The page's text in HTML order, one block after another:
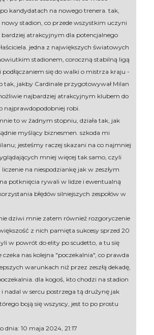
kandydatach na nowego trenera. tak,
stadion, co przede wszystkim uczyni
atrakcyjnym dla potencjalnego
jedna z największych światowych
stadionem, coroczną stabilną ligą
się do walki o mistrza kraju -
tak, jakby Cardinale przygotowywał Milan
najbardziej atrakcyjnym klubem do
najprawdopodobniej robi.
to w żadnym stopniu, działa tak, jak
myślący biznesmen. szkoda mi
jesteśmy raczej skazani na co najmniej
mniej więcej tak samo, czyli
na niespodziankę jak w zeszłym
potknięcia rywali w lidze i ewentualną
błędów silniejszych zespołów w
dziwi mnie zatem również rozgoryczenie
z nich pamięta sukcesy sprzed 20
w powrót do elity po scudetto, a tu się
czeka nas kolejna "poczekalnia", co prawda
warunkach niż przez zeszłą dekadę,
dla kogoś, kto chodzi na stadion
i nadal w sercu postrzega tą drużynę jak
boją się wszyscy, jest to po prostu
dnia: 10 maja 2024, 21:17